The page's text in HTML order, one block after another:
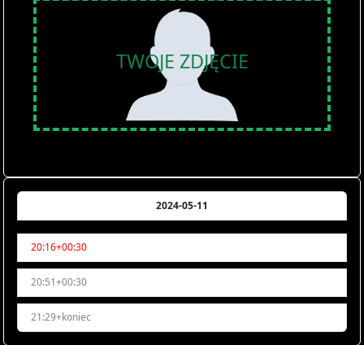
TWOJE ZDJĘCIE
2024-05-11
20:16+00:30
20:51+00:30
21:29+koniec